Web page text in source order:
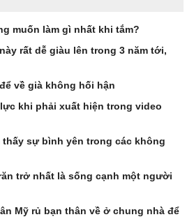
muốn làm gì nhất khi tắm?
rất dễ giàu lên trong 3 năm tới,
về già không hối hận
khi phải xuất hiện trong video
sự bình yên trong các không
trở nhất là sống cạnh một người
Mỹ rủ bạn thân về ở chung nhà để